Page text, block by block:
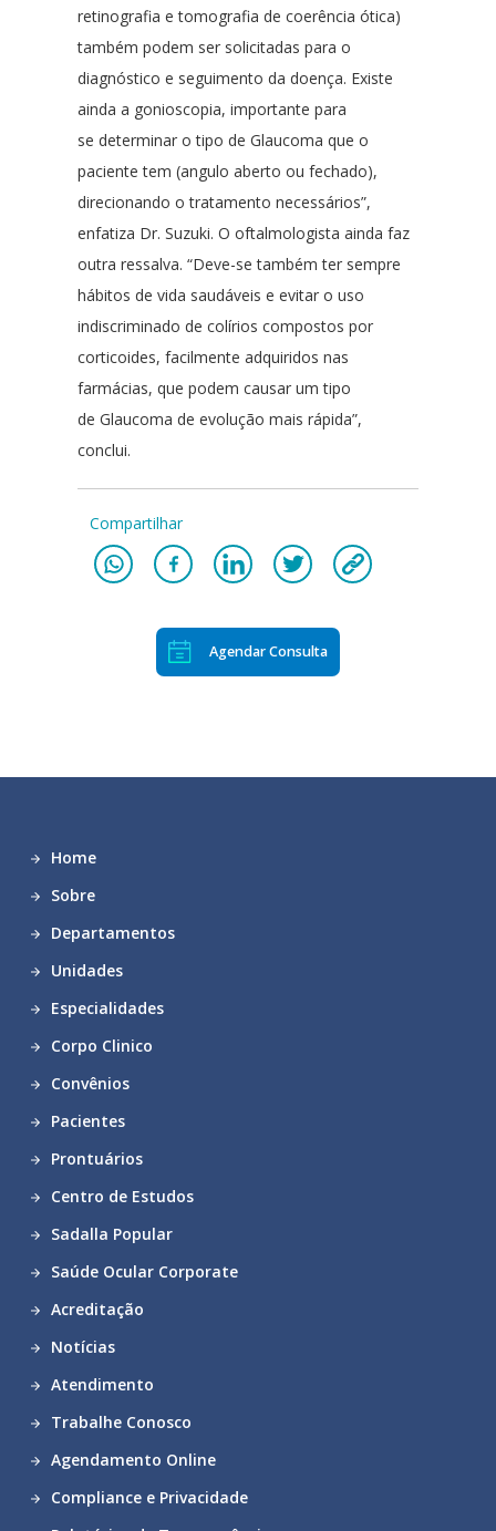
retinografia e tomografia de coerência ótica)
também podem ser solicitadas para o
diagnóstico e seguimento da doença. Existe
ainda a gonioscopia, importante para
se determinar o tipo de Glaucoma que o
paciente tem (angulo aberto ou fechado),
direcionando o tratamento necessários”,
enfatiza Dr. Suzuki. O oftalmologista ainda faz
outra ressalva. “Deve-se também ter sempre
hábitos de vida saudáveis e evitar o uso
indiscriminado de colírios compostos por
corticoides, facilmente adquiridos nas
farmácias, que podem causar um tipo
de Glaucoma de evolução mais rápida”,
conclui.
Compartilhar
Agendar Consulta
Home
Sobre
Departamentos
Unidades
Especialidades
Corpo Clinico
Convênios
Pacientes
Prontuários
Centro de Estudos
Sadalla Popular
Saúde Ocular Corporate
Acreditação
Notícias
Atendimento
Trabalhe Conosco
Agendamento Online
Compliance e Privacidade